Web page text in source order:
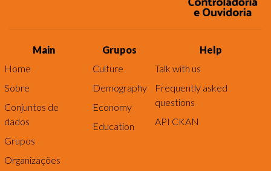
Main
Home
Sobre
Conjuntos de
dados
Grupos
Organizações
Grupos
Culture
Demography
Economy
Education
Help
Talk with us
Frequently asked
questions
API CKAN